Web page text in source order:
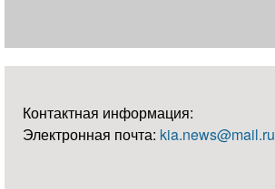
Контактная информация:
Электронная почта: kia.news@mail.ru